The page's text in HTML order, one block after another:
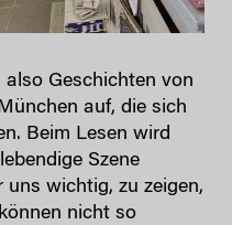
Geschichten von
auf, die sich
Beim Lesen wird
Szene
wichtig, zu zeigen,
nicht so